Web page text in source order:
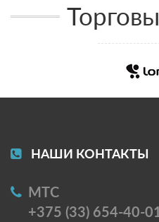
НАШИ КОНТАКТЫ
МТС
+375 (33) 654-40-